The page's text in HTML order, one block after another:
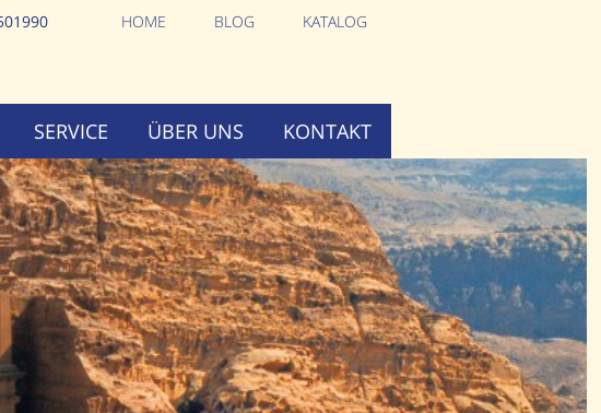
HOME BLOG KATALOG
SERVICE ÜBER UNS KONTAKT